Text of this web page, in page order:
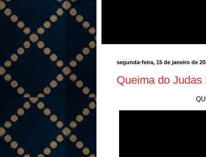
segunda-feira, 15 de janeiro de
Queima do